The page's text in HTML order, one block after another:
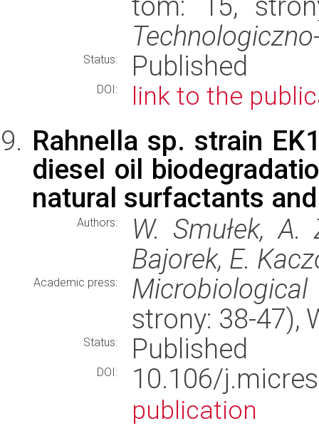
Status: Published
DOI: link to the
Rahnella sp. strain
diesel oil
natural surfactants
Authors:
W. Smułek,
Bajorek, E.
Academic press:
Microbiological
strony: 38-47),
Status: Published
DOI: 10.106/
publication